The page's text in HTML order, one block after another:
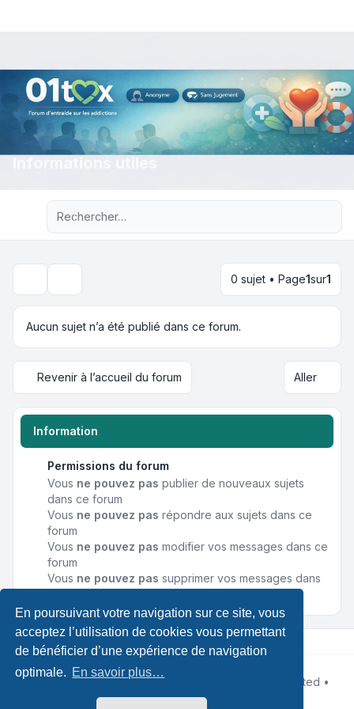
En poursuivant votre navigation sur ce site, vous
acceptez l’utilisation de cookies vous permettant
de bénéficier d’une expérience de navigation
optimale. En savoir plus…
Recherche avancée
0 sujet • Page1sur1
Aucun sujet n’a été publié dans ce forum.
Revenir à l’accueil du forum Aller
Information
Permissions du forum
Vous ne pouvez pas publier de nouveaux sujets
dans ce forum
Vous ne pouvez pas répondre aux sujets dans ce
forum
Vous ne pouvez pas modifier vos messages dans ce
forum
Vous ne pouvez pas supprimer vos messages dans
Développé parphpBB® Forum Software © phpBB Limited •
Leenoz